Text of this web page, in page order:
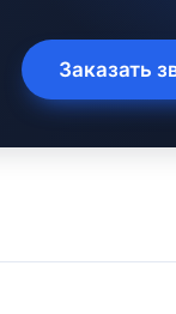
Заказать